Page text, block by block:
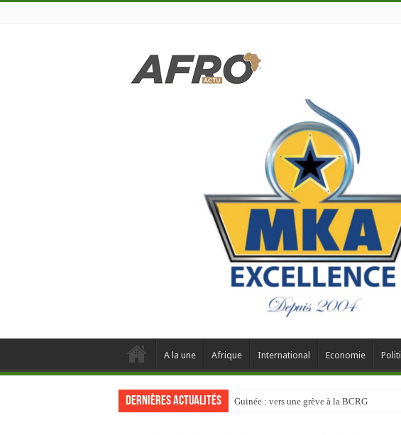
A la une Afrique International Economie
Dernières actualités Guinée : vers une grève à la BCRG